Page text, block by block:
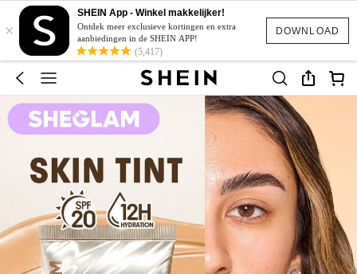
DOWNLOAD
×
SHEIN App - Winkel makkelijker!
Ontdek meer exclusieve kortingen en extra
aanbiedingen in de SHEIN APP!
(5,417)